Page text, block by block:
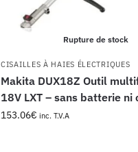
Rupture de stock
CISAILLES À HAIES ÉLECTRIQUES
Makita DUX18Z Outil
18V LXT – sans batterie ni
153.06€ inc. T.V.A